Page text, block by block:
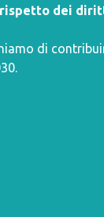
rispetto dei
di
.